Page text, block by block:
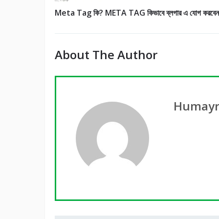
Meta Tag কি? META TAG কিভাবে ব্লগার এ যোগ
About The Author